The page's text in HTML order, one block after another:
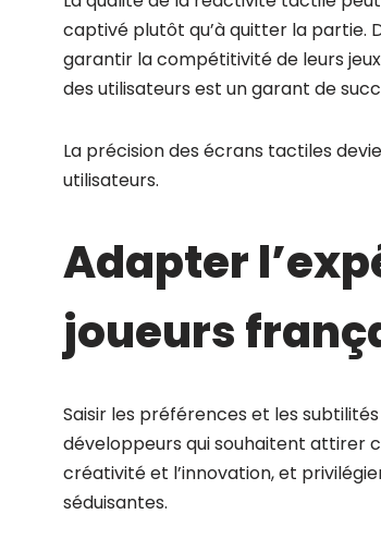
captivé plutôt qu’à quitter la partie.
garantir la compétitivité de leurs
des utilisateurs est un garant de
La précision des écrans tactiles
utilisateurs.
Adapter
joueurs
Saisir les préférences et les
développeurs qui souhaitent attirer
créativité et l’innovation, et
séduisantes.